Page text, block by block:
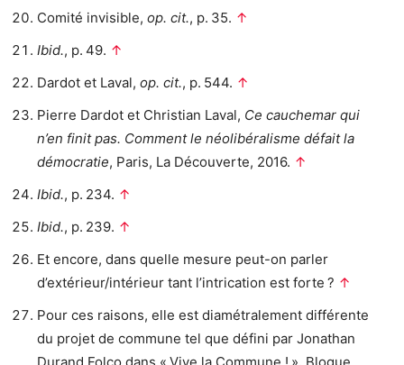
Comité invisible, op. cit., p. 35. ↑
Ibid., p. 49. ↑
Dardot et Laval, op. cit., p. 544. ↑
Pierre Dardot et Christian Laval, Ce cauchemar qui
n’en finit pas. Comment le néolibéralisme défait la
démocratie, Paris, La Découverte, 2016. ↑
Ibid., p. 234. ↑
Ibid., p. 239. ↑
Et encore, dans quelle mesure peut-on parler
d’extérieur/intérieur tant l’intrication est forte ? ↑
Pour ces raisons, elle est diamétralement différente
du projet de commune tel que défini par Jonathan